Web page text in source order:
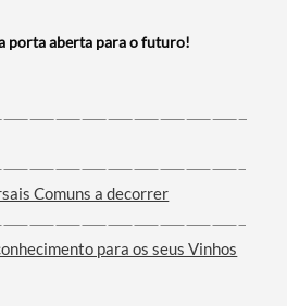
porta aberta para o futuro!
Comuns a decorrer
para os seus Vinhos